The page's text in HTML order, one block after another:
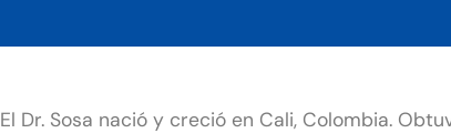
El Dr. Sosa nació y creció en Cali, Colombia.